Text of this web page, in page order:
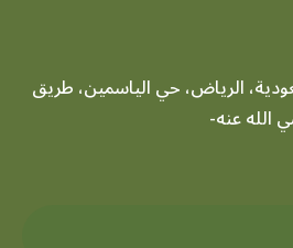
الرياض، حي الياسمين، طريق
عنه-